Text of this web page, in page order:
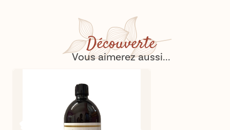
Découverte
Vous aimerez aussi...